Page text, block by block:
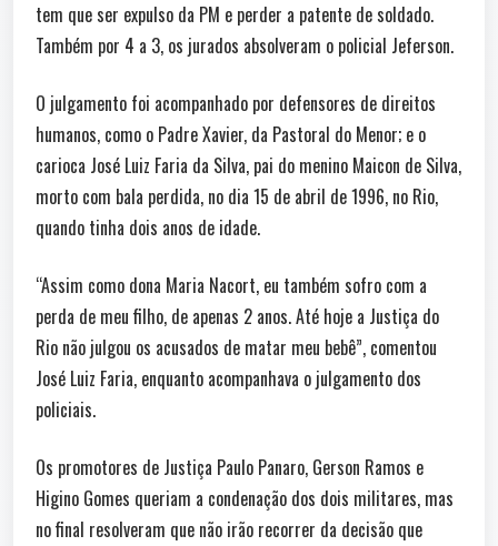
tem que ser expulso da PM e perder a patente de soldado.
Também por 4 a 3, os jurados absolveram o policial Jeferson.
O julgamento foi acompanhado por defensores de direitos
humanos, como o Padre Xavier, da Pastoral do Menor; e o
carioca José Luiz Faria da Silva, pai do menino Maicon de Silva,
morto com bala perdida, no dia 15 de abril de 1996, no Rio,
quando tinha dois anos de idade.
“Assim como dona Maria Nacort, eu também sofro com a
perda de meu filho, de apenas 2 anos. Até hoje a Justiça do
Rio não julgou os acusados de matar meu bebê”, comentou
José Luiz Faria, enquanto acompanhava o julgamento dos
policiais.
Os promotores de Justiça Paulo Panaro, Gerson Ramos e
Higino Gomes queriam a condenação dos dois militares, mas
no final resolveram que não irão recorrer da decisão que